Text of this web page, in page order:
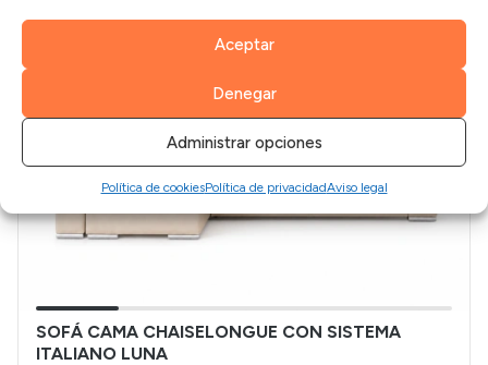
Aceptar
Denegar
Administrar opciones
Política de cookiesPolítica de privacidadAviso legal
SOFÁ CAMA CHAISELONGUE CON SISTEMA
ITALIANO LUNA